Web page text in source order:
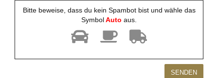
Bitte beweise, dass du kein Spambot bist und wähle das
SymbolAuto aus.